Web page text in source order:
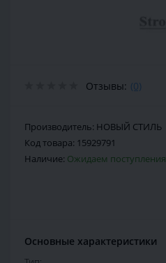
Отзывы: (0)
Производитель: НОВЫЙ СТИЛЬ
Код товара: 15929791
Наличие: Ожидаем поступления
Основные характеристики